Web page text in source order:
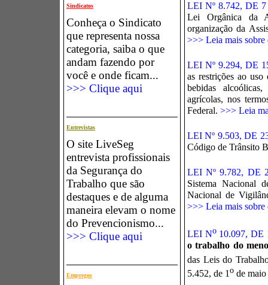
Sindicatos
Conheça o Sindicato
que representa nossa
categoria, saiba o que
andam fazendo por
você e onde ficam...
>>> Clique aqui
Entrevistas
O site LiveSeg
entrevista profissionais
da Segurança do
Trabalho que são
destaques e de alguma
maneira elevam o nome
do Prevencionismo...
>>> Clique aqui
Empregos
LEI Nº 8.742, DE
Lei Orgânica da
organização da
>>> Leia mais sobre
LEI Nº 9.294, DE
as restrições ao uso
bebidas
agrícolas, nos
Federal. >>> Leia
LEI Nº 9.503, DE
Código de Trânsito
LEI Nº 9.782, DE
Sistema Nacional
Nacional de
>>> Leia mais sobre
LEI No10.097, DE
o trabalho do
das Leis do
5.452, de 1o de